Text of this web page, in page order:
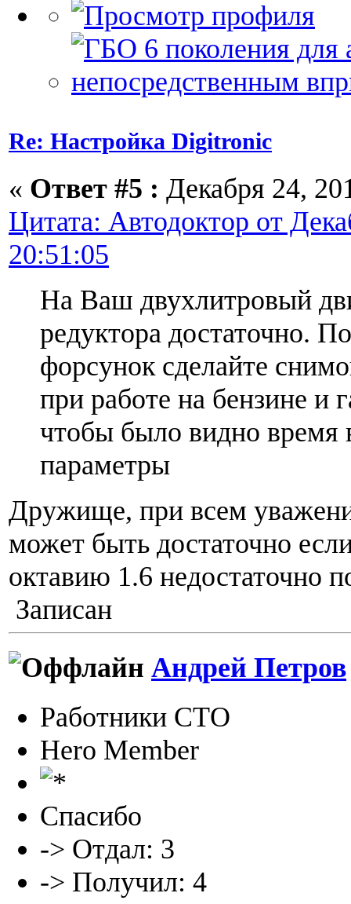
Re: Настройка Digitronic
« Ответ #5 : Декабря 24,
Цитата: Автодоктор от
20:51:05
На Ваш двухлитровый
редуктора достаточно.
форсунок сделайте
при работе на бензине и
чтобы было видно время
параметры
Дружище, при всем
может быть достаточно
октавию 1.6 недостаточно
Записан
Андрей Петров
Работники СТО
Hero Member
Спасибо
-> Отдал: 3
-> Получил: 4